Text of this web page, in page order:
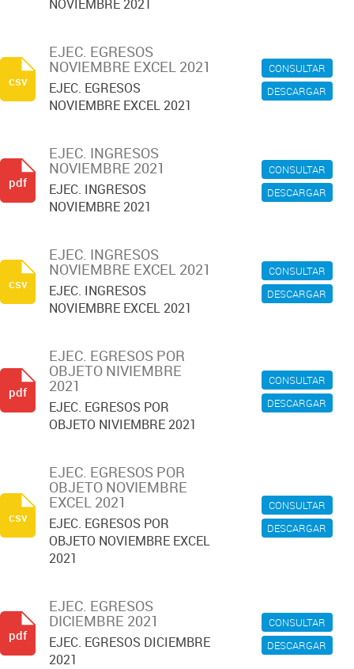
NOVIEMBRE 2021
CONSULTAR
DESCARGAR
EJEC. EGRESOS
NOVIEMBRE EXCEL 2021
EJEC. EGRESOS
NOVIEMBRE EXCEL 2021
csv
CONSULTAR
DESCARGAR
EJEC. INGRESOS
NOVIEMBRE 2021
EJEC. INGRESOS
NOVIEMBRE 2021
pdf
CONSULTAR
DESCARGAR
EJEC. INGRESOS
NOVIEMBRE EXCEL 2021
EJEC. INGRESOS
NOVIEMBRE EXCEL 2021
csv
CONSULTAR
DESCARGAR
EJEC. EGRESOS POR
OBJETO NIVIEMBRE
2021
EJEC. EGRESOS POR
OBJETO NIVIEMBRE 2021
pdf
CONSULTAR
DESCARGAR
EJEC. EGRESOS POR
OBJETO NOVIEMBRE
EXCEL 2021
EJEC. EGRESOS POR
OBJETO NOVIEMBRE EXCEL
2021
csv
CONSULTAR
DESCARGAR
EJEC. EGRESOS
DICIEMBRE 2021
EJEC. EGRESOS DICIEMBRE
2021
pdf